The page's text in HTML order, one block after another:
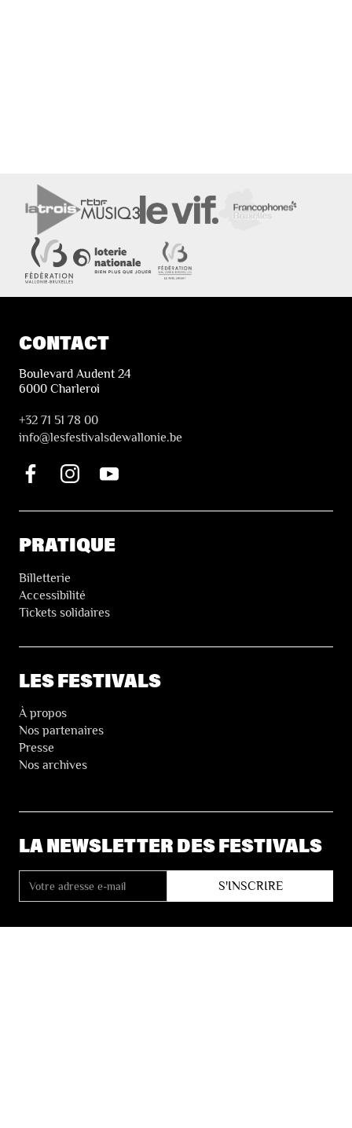
CONTACT
Boulevard Audent 24
6000 Charleroi
+32 71 51 78 00
info@lesfestivalsdewallonie.be
PRATIQUE
Billetterie
Accessibilité
Tickets solidaires
LES FESTIVALS
À propos
Nos partenaires
Presse
Nos archives
LA NEWSLETTER DES FESTIVALS